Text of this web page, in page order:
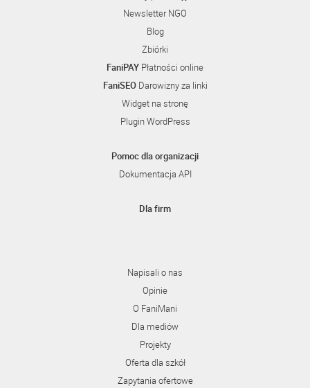
Newsletter NGO
Blog
Zbiórki
FaniPAY Płatności online
FaniSEODarowizny za linki
Widget na stronę
Plugin WordPress
Pomoc dla organizacji
Dokumentacja API
Dla firm
Napisali o nas
Opinie
O FaniMani
Dla mediów
Projekty
Oferta dla szkół
Zapytania ofertowe